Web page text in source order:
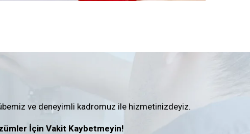
ve deneyimli kadromuz ile hizmetinizdeyiz.
İçin Vakit Kaybetmeyin!